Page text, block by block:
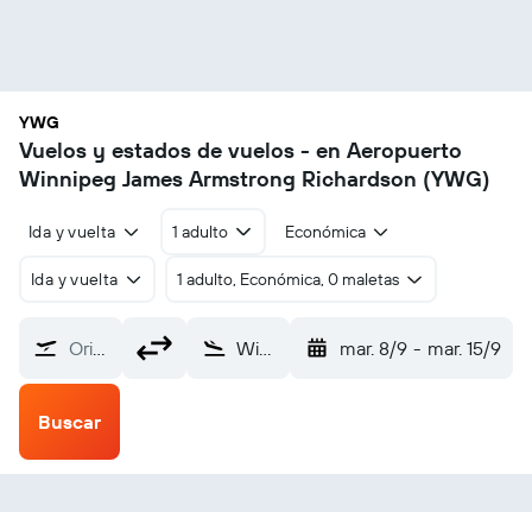
YWG
Vuelos y estados de vuelos - en Aeropuerto
Winnipeg James Armstrong Richardson (YWG)
Ida y vuelta 1 adulto Económica
Ida y vuelta 1 adulto, Económica, 0 maletas
Origen Winnipeg James Armstrong Richardson (YWG) mar. 8/9 - mar. 15/9
Buscar